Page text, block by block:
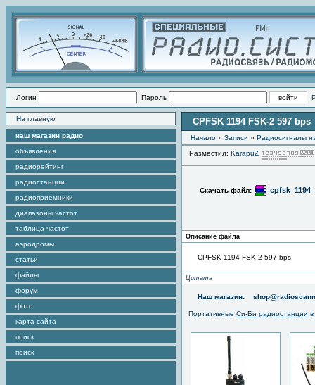
Логин Пароль
На главную
наш магазин радио
объявления
радиорейтинг
радиостанции
радиоприемники
диапазоны частот
таблица частот
аэродромы
статьи
файлы
форум
фото
карта сайта
поиск
поиск
CPFSK 1194 FSK-2 597 bps
Начало » Записи » Радиоcигналы
Разместил: KarapuZ
Скачать файл:
Описание файла
CPFSK 1194 FSK-2 597 bps
Цитата
Наш магазин:
Портативные Си-Би радиостанции